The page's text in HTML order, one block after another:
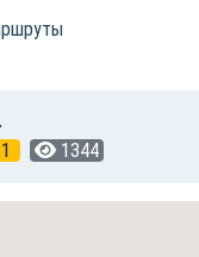
1344